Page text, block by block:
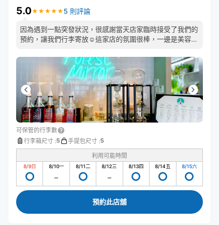
5.0★ ★ ★ ★ ★
★ ★ ★ ★ ★ 5 則評論
因為遇到一點突發狀況，很感謝當天店家臨時接受了我們的
預約，讓我們行李寄放☺️這家店的氛圍很棒，一邊是美容
相當親切允許我在那邊等候家人一起來領行李，感覺非常好
可保管的行李數
行李箱尺寸 :5 手提包尺寸 :5
利用可能時間
8/9日 8/10一 8/11二 8/12三 8/13四 8/14五 8/15六
預約此店舖